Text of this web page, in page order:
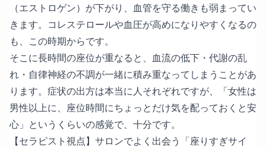
（エストロゲン）が下がり、血管を守る働きも弱まってい
きます。コレステロールや血圧が高めになりやすくなるの
も、この時期からです。
そこに長時間の座位が重なると、血流の低下・代謝の乱
れ・自律神経の不調が一緒に積み重なってしまうことがあ
ります。症状の出方は本当に人それぞれですが、「女性は
男性以上に、座位時間にちょっとだけ気を配っておくと安
心」というくらいの感覚で、十分です。
【セラピスト視点】サロンでよく出会う「座りすぎサイ